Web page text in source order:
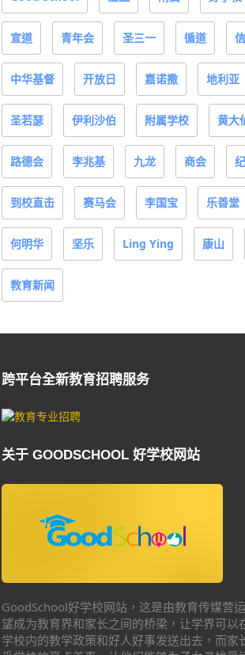
宣道 青年会 圣三一 循道
中华基督 开放日 嘉诺撒 地利亚
圣若瑟 伊利沙伯 附属学校 黄大
路德会 李兆基 九龙 商会
到校直击 赛马会 李国宝 乐善堂
何明华 坚乐 Ling Ying 康山
教育新闻
跨平台全新教育招聘服务
关于 GOODSCHOOL 好学校网站
GoodSchool好学校网站，这是由教育传媒营
望成为教育界和家长之间的桥梁，让学界可以
学校内的教学政策和好人好事发送出去，而家